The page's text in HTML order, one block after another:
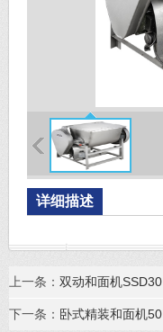
详细描述
上一条： 双动和面机SSD30
下一条： 卧式精装和面机50